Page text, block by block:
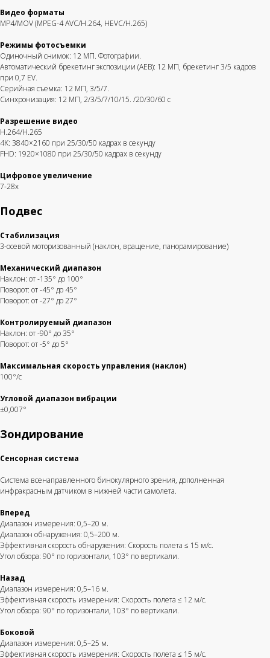
Видео форматы
MP4/MOV (MPEG-4 AVC/H.264, HEVC/H.265)
Режимы фотосъемки
Одиночный снимок: 12 МП. Фотографии.
Автоматический брекетинг экспозиции (AEB): 12 МП, брекетинг 3/5 кадров
при 0,7 EV.
Серийная съемка: 12 МП, 3/5/7.
Синхронизация: 12 МП, 2/3/5/7/10/15. /20/30/60 с
Разрешение видео
H.264/H.265
4K: 3840×2160 при 25/30/50 кадрах в секунду
FHD: 1920×1080 при 25/30/50 кадрах в секунду
Цифровое увеличение
7-28x
Подвес
Стабилизация
3-осевой моторизованный (наклон, вращение, панорамирование)
Механический диапазон
Наклон: от -135° до 100°
Поворот: от -45° до 45°
Поворот: от -27° до 27°
Контролируемый диапазон
Наклон: от -90° до 35°
Поворот: от -5° до 5°
Максимальная скорость управления (наклон)
100°/с
Угловой диапазон вибрации
±0,007°
Зондирование
Сенсорная система
Система всенаправленного бинокулярного зрения, дополненная
инфракрасным датчиком в нижней части самолета.
Вперед
Диапазон измерения: 0,5–20 м.
Диапазон обнаружения: 0,5–200 м.
Эффективная скорость обнаружения: Скорость полета ≤ 15 м/с.
Угол обзора: 90° по горизонтали, 103° по вертикали.
Назад
Диапазон измерения: 0,5–16 м.
Эффективная скорость измерения: Скорость полета ≤ 12 м/с.
Угол обзора: 90° по горизонтали, 103° по вертикали.
Боковой
Диапазон измерения: 0,5–25 м.
Эффективная скорость измерения: Скорость полета ≤ 15 м/с.